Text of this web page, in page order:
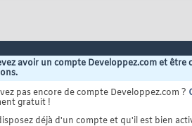
avoir un compte Developpez.com et
pas encore de compte Developpez.com ?
gratuit !
déjà d'un compte et qu'il est bien